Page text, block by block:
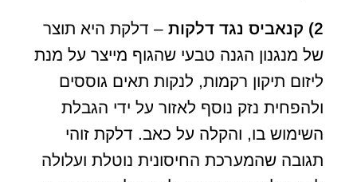
2) קנאביס נגד דלקות – דלקת היא תוצר
של מנגנון הגנה טבעי שהגוף מייצר על מנת
ליזום תיקון רקמות, לנקות תאים גוססים
ולהפחית נזק נוסף לאזור על ידי הגבלת
השימוש בו, והקלה על כאב. דלקת זוהי
תגובה שהמערכת החיסונית נוטלת ועלולה